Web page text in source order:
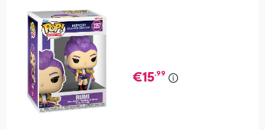
15,99